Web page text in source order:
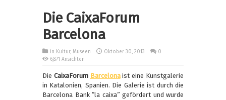
Die CaixaForum
Barcelona
in Kultur, Museen Oktober 30, 2013
0
6,871 Ansichten
Die CaixaForum Barcelona ist eine Kunstgalerie
in Katalonien, Spanien. Die Galerie ist durch die
Barcelona Bank “la caixa” gefördert und wurde